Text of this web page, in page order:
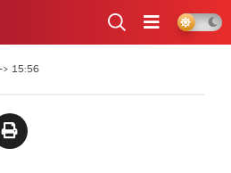
15:56